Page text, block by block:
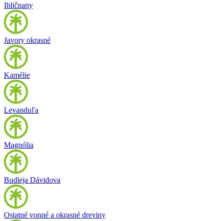
Ihličnany
Javory okrasné
Kamélie
Levanduľa
Magnólia
Budleja Dávidova
Ostatné vonné a okrasné dreviny